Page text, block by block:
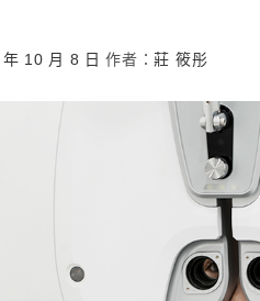
10 月 8 日 作者：莊 筱彤